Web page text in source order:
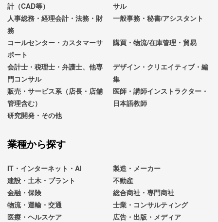
計（CAD等）
サル
人事総務・経理会計・法務・財
務
一般事務・秘書/アシスタント
コールセンター・カスタマーサ
ポート
購買・物流/在庫管理・貿易
会計士・税理士・弁護士、他専
門コンサル
デザイン・クリエイティブ・編
集
販売・サービス系（店長・店舗
管理含む）
医師・講師インストラクター・
日本語教師
研究開発・その他
業種から探す
IT・インターネット・AI
製造・メーカー
建設・土木・プラント
不動産
金融・保険
総合商社・専門商社
物流・運輸・交通
士業・コンサルティング
医療・ヘルスケア
広告・出版・メディア